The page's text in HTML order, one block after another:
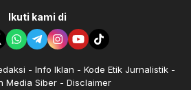
Ikuti kami di
Info Iklan
Kode Etik Jurnalistik
Media Siber
Disclaimer